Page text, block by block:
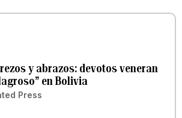
y abrazos: devotos veneran
en Bolivia
Press